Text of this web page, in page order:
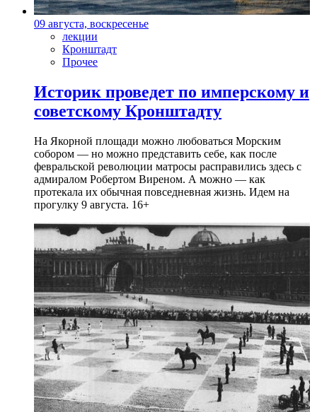
09 августа, воскресенье
лекции
Кронштадт
Прочее
Историк проведет по имперскому и
советскому Кронштадту
На Якорной площади можно любоваться Морским
собором — но можно представить себе, как после
февральской революции матросы расправились здесь с
адмиралом Робертом Виреном. А можно — как
протекала их обычная повседневная жизнь. Идем на
прогулку 9 августа. 16+